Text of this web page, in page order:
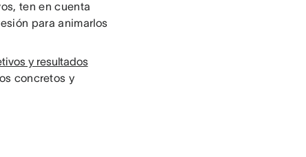
ten en cuenta
para animarlos
y resultados
concretos y